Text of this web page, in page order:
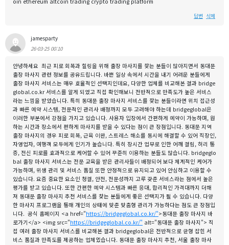
답변 삭제
jamesparty
26-03-25 00:10
안녕하세요 최근 피로 회복과 힐링을 위해 출장 마사지를 찾는 분들이 많아지면서 동대문
출장 마사지 관련 정보를 공유드립니다. 바쁜 일상 속에서 시간을 내기 어려운 분들에게
출장 마사지 서비스는 매우 효율적인 선택지인데요, 다양한 업체를 비교해본 결과 bridge
global.co.kr 서비스를 알게 되었고 직접 확인해보니 전반적으로 만족도가 높은 서비스
라는 느낌을 받았습니다. 특히 동대문 출장 마사지 서비스를 찾는 분들이라면 위치 접근성
과 빠른 예약 시스템, 전문적인 관리사 배정까지 모두 고려해야 하는데 bridgeglobal은
이러한 부분에서 강점을 가지고 있습니다. 사용자 입장에서 간편하게 예약이 가능하며, 원
하는 시간과 장소에서 편하게 마사지를 받을 수 있다는 점이 큰 장점입니다. 동대문 지역
출장 마사지의 경우 피로 회복, 근육 이완, 스트레스 해소를 동시에 해결할 수 있어 직장인,
자영업자, 여행객 모두에게 인기가 높습니다. 특히 장시간 업무로 인한 어깨 결림, 허리 통
증, 전신 피로를 효과적으로 케어할 수 있어 꾸준히 이용하는 분들도 많습니다. bridgeglo
bal 출장 마사지 서비스는 전문 교육을 받은 관리사들이 배정되어 보다 체계적인 케어가
가능하며, 위생 관리 및 서비스 품질 또한 안정적으로 유지되고 있어 안심하고 이용할 수
있습니다. 요즘 중요한 요소인 청결, 안전, 전문성까지 고루 갖춘 서비스라는 점에서 높은
평가를 받고 있습니다. 또한 간편한 예약 시스템과 빠른 응대, 합리적인 가격대까지 더해
져 동대문 출장 마사지 추천 서비스를 찾는 분들에게 좋은 선택지가 될 수 있습니다. 다양
한 마사지 프로그램을 통해 개인의 상태에 맞춘 맞춤형 관리가 가능하다는 점도 큰 장점입
니다. 공식 홈페이지 <a href="https://bridgeglobal.co.kr/">동대문 출장 마사지 바
로가기</a> <img src="https://bridgeglobal.co.kr/" alt="동대문 출장 마사지"> 직
접 여러 출장 마사지 서비스를 비교해본 결과 bridgeglobal은 전반적으로 균형 잡힌 서
비스 품질과 만족도를 제공하는 업체였습니다. 동대문 출장 마사지 추천, 서울 출장 마사